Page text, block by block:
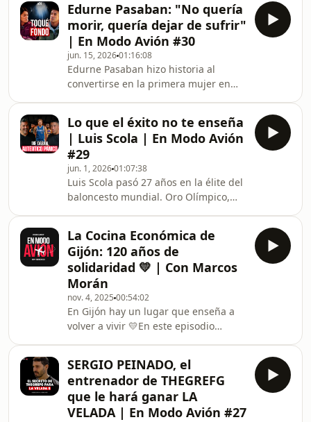
Guerra se sienta con Borja Mera, CEO
de Siroko, para contar lo que nunca
había contado desde dentro del
club.Por qué el Sporting sigue en
Segunda. Qué pasa de verdad en
Mareo. Cuánto cuesta intentar subir a
Primera. Cómo se vive el derby desde
el palco. La noche de
Edurne Pasaban: "No quería
morir, quería dejar de sufrir"
| En Modo Avión #30
jun. 15, 202601:16:08
Edurne Pasaban hizo historia al
convertirse en la primera mujer en
estaba en el Himalaya.En esta
conversación hablamos de fracaso,
salud mental, liderazgo, miedo,
maternidad y resiliencia. Desde sus
años de intentos fallidos hasta la
depresión que llegó después de
alcanzar la cima, pasando por las
lecciones que aprendió en el K
Lo que el éxito no te enseña
| Luis Scola | En Modo Avión
#29
jun. 1, 202601:07:38
Luis Scola pasó 27 años en la élite del
baloncesto mundial. Oro Olímpico,
Varese como CEO.En este episodio
habla de lo que nadie cuenta: el
pánico antes de enfrentarse a Dirk
Nowitzki, el dolor detrás del oro
olímpico y lo que significa liderar
cuando la presión no para.Por qué un
deportista profesional es una startup.
Por qué
La Cocina Económica de
Gijón: 120 años de
solidaridad 💛 | Con Marcos
Morán
nov. 4, 2025 00:54:02
En Gijón hay un lugar que enseña a
volver a vivir 💛En este episodio
institución que lleva más de 120 años
ayudando a quienes más lo
necesitan.Escucha su historia —y la
de sus voluntarios y usuarios— en las
SERGIO PEINADO, el
entrenador de THEGREFG
que le hará ganar LA
VELADA | En Modo Avión #27